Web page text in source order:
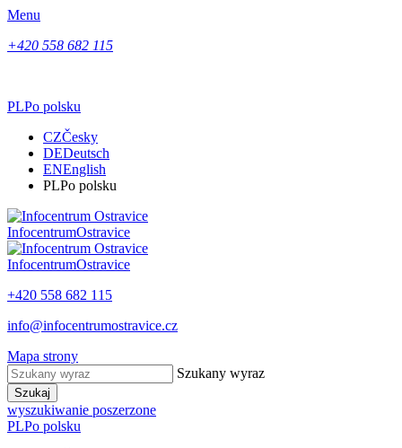
Menu
+420 558 682 115
PLPo polsku
CZČesky
DEDeutsch
ENEnglish
PLPo polsku
InfocentrumOstravice
InfocentrumOstravice
+420 558 682 115
info@infocentrumostravice.cz
Mapa strony
Szukany wyraz
Szukaj
wyszukiwanie poszerzone
PLPo polsku